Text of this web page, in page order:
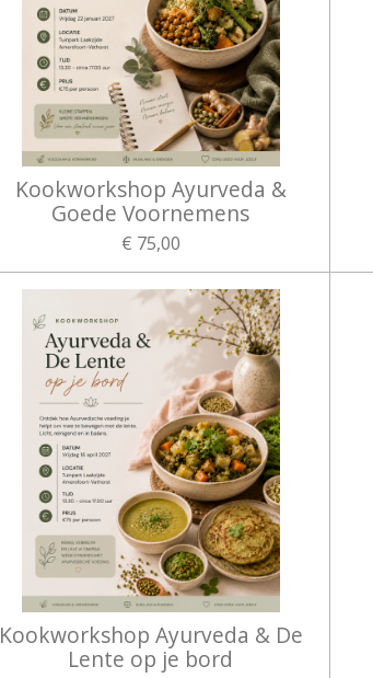
Kookworkshop Ayurveda &
Goede Voornemens
€ 75,00
Kookworkshop Ayurveda & De
Lente op je bord